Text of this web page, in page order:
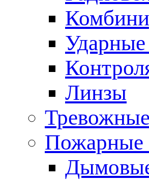
Линзы
Пожарные